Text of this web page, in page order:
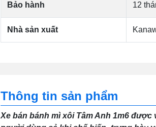
Bảo hành 12
Nhà sản xuất
Thông tin sản phẩm
Xe bán bánh mì xôi Tâm Anh 1m6